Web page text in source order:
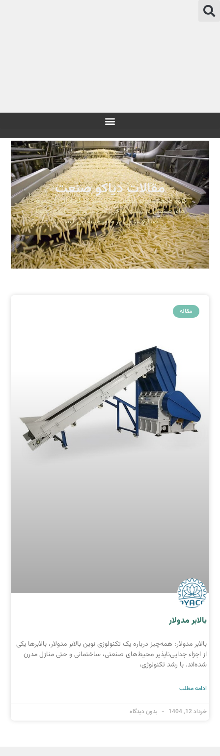
مقالات دیاکو صنعت
گروه صنعتی دیاکو صنعت سگال یکی از فعالترین مجموعه
های صنعتی در زمینه طراحی، ساخت و نصب انواع خطوط
صنایع غذایی در خاور میانه می‌باشد.
مقاله
بالابر مدولار
بالابر مدولار: همه‌چیز درباره یک تکنولوژی نوین بالابر مدولار، بالابرها یکی
از اجزاء جدایی‌ناپذیر محیط‌های صنعتی، ساختمانی و حتی منازل مدرن
شده‌اند. با رشد تکنولوژی،
ادامه مطلب
خرداد 12, 1404 بدون دیدگاه